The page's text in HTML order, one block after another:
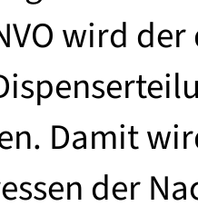
wird
Damit
der